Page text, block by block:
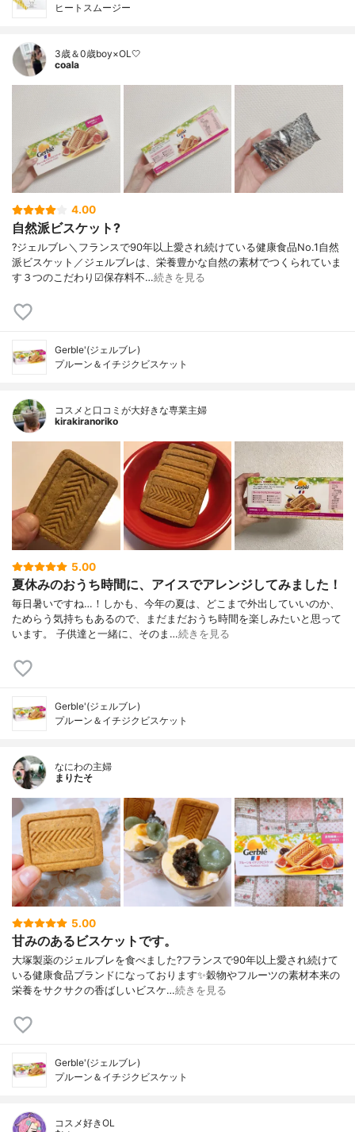
ヒートスムージー
3歳＆0歳boy×OL🤍
coala
4.00
自然派ビスケット?
?ジェルブレ＼フランスで90年以上愛され続けている健康食品No.1自然
派ビスケット／ジェルブレは、栄養豊かな自然の素材でつくられていま
す３つのこだわり☑保存料不…続きを見る
Gerble'(ジェルブレ)
プルーン＆イチジクビスケット
コスメと口コミが大好きな専業主婦
kirakiranoriko
5.00
夏休みのおうち時間に、アイスでアレンジしてみました！
毎日暑いですね…！しかも、今年の夏は、どこまで外出していいのか、
ためらう気持ちもあるので、まだまだおうち時間を楽しみたいと思って
います。 子供達と一緒に、そのま…続きを見る
Gerble'(ジェルブレ)
プルーン＆イチジクビスケット
なにわの主婦
まりたそ
5.00
甘みのあるビスケットです。
大塚製薬のジェルブレを食べました?フランスで90年以上愛され続けて
いる健康食品ブランドになっております✨穀物やフルーツの素材本来の
栄養をサクサクの香ばしいビスケ…続きを見る
Gerble'(ジェルブレ)
プルーン＆イチジクビスケット
コスメ好きOL